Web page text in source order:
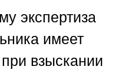
экспертиза
имеет
взыскании